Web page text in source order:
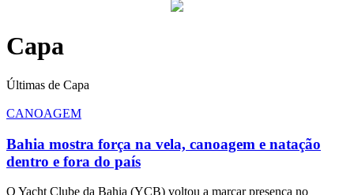
Capa
Últimas de Capa
CANOAGEM
Bahia mostra força na vela, canoagem e natação
dentro e fora do país
O Yacht Clube da Bahia (YCB) voltou a marcar presença no